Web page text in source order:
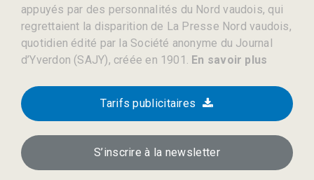
appuyés par des personnalités du Nord vaudois, qui
regrettaient la disparition de La Presse Nord vaudois,
quotidien édité par la Société anonyme du Journal
d’Yverdon (SAJY), créée en 1901. En savoir plus
Tarifs publicitaires
S’inscrire à la newsletter